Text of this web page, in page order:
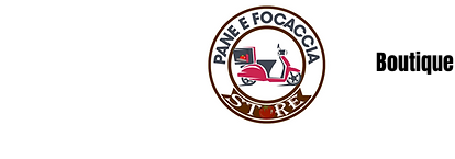
Boutique